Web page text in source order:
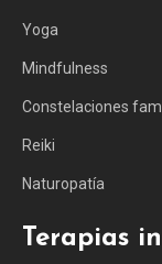
Yoga
Mindfulness
Constelaciones
Reiki
Naturopatía
Terapias